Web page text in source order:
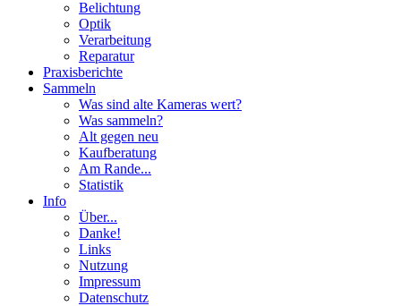
Belichtung
Optik
Verarbeitung
Reparatur
Praxisberichte
Sammeln
Was sind alte Kameras wert?
Was sammeln?
Alt gegen neu
Kaufberatung
Am Rande...
Statistik
Info
Über...
Danke!
Links
Nutzung
Impressum
Datenschutz